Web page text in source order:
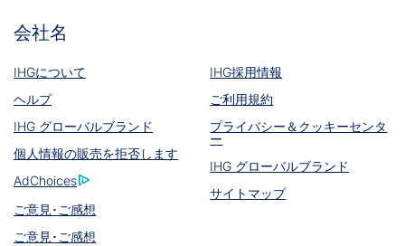
会社名
IHGについて
IHG採用情報
ヘルプ
ご利用規約
IHG グローバルブランド
プライバシー＆クッキーセンタ
ー
個人情報の販売を拒否します
IHG グローバルブランド
AdChoices
サイトマップ
ご意見･ご感想
ご意見･ご感想